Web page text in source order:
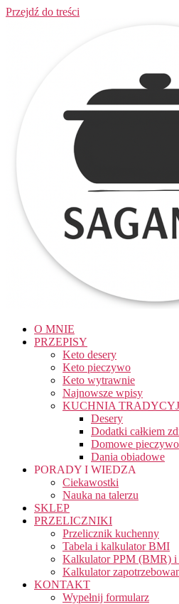
Przejdź do treści
O MNIE
PRZEPISY
Keto desery
Keto pieczywo
Keto wytrawnie
Najnowsze wpisy
KUCHNIA
Desery
Dodatki całkiem
Domowe pieczywo
Dania obiadowe
PORADY I WIEDZA
Ciekawostki
Nauka na talerzu
SKLEP
PRZELICZNIKI
Przelicznik kuchenny
Tabela i kalkulator BMI
Kalkulator PPM (BMR) i
Kalkulator
KONTAKT
Wypełnij formularz